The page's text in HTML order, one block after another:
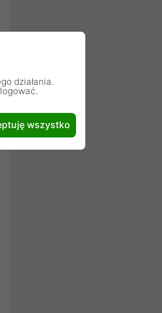
działania.
wszystko